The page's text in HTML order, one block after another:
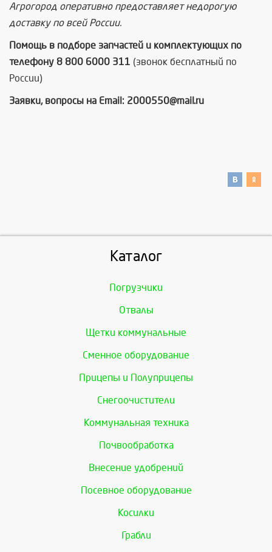
Агрогород оперативно предоставляет недорогую
доставку по всей России.
Помощь в подборе запчастей и комплектующих по
телефону 8 800 6000 311 (звонок бесплатный по
России)
Заявки, вопросы на Email: 2000550@mail.ru
Каталог
Погрузчики
Отвалы
Щетки коммунальные
Сменное оборудование
Прицепы и Полуприцепы
Снегоочистители
Коммунальная техника
Почвообработка
Внесение удобрений
Посевное оборудование
Косилки
Грабли